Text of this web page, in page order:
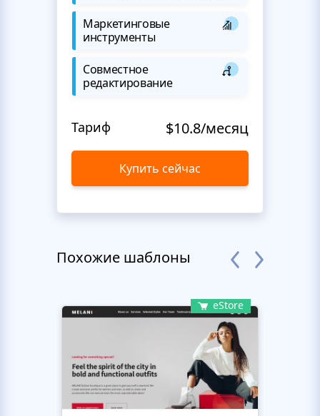
Маркетинговые
инструменты
Совместное
редактирование
Тариф $10.8/месяц
Купить сейчас
Похожие шаблоны
eStore